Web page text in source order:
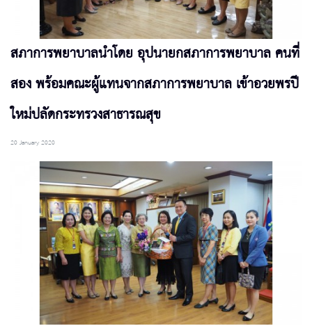
สภาการพยาบาลนำโดย อุปนายกสภาการพยาบาล คนที่
สอง พร้อมคณะผู้แทนจากสภาการพยาบาล เข้าอวยพรปี
ใหม่ปลัดกระทรวงสาธารณสุข
20 January 2020